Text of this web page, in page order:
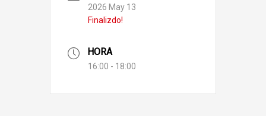
2026 May 13
Finalizdo!
HORA
16:00 - 18:00